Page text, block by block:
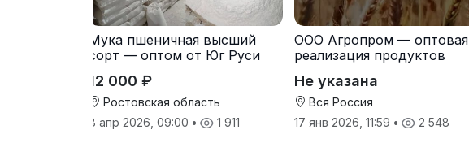
Мука пшеничная высший
сорт — оптом от Юг Руси
12 000 ₽
Ростовская область
8 апр 2026, 09:00 • 1 911
ООО Агропром — оптовая
реализация продуктов
Не указана
Вся Россия
17 янв 2026, 11:59 • 2 548